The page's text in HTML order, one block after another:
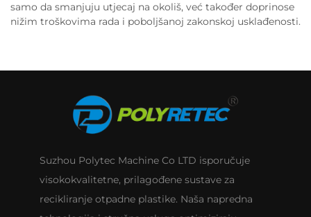
samo da smanjuju utjecaj na okoliš, već također doprinose
nižim troškovima rada i poboljšanoj zakonskoj usklađenosti.
Suzhou Polytec Machine Co LTD isporučuje
visokokvalitetne, prilagođene sustave za
recikliranje otpadne plastike. Naša napredna